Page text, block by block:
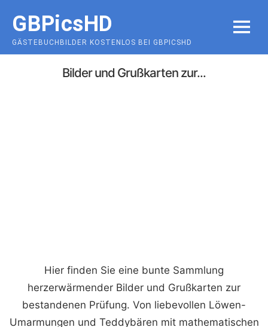
content
GBPicsHD
GÄSTEBUCHBILDER KOSTENLOS BEI GBPICSHD
MENU
Bilder und Grußkarten zur...
Hier finden Sie eine bunte Sammlung
herzerwärmender Bilder und Grußkarten zur
bestandenen Prüfung. Von liebevollen Löwen-
Umarmungen und Teddybären mit mathematischen